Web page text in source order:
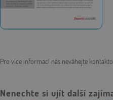
Pro více informací nás neváhejte
Nenechte si ujít další